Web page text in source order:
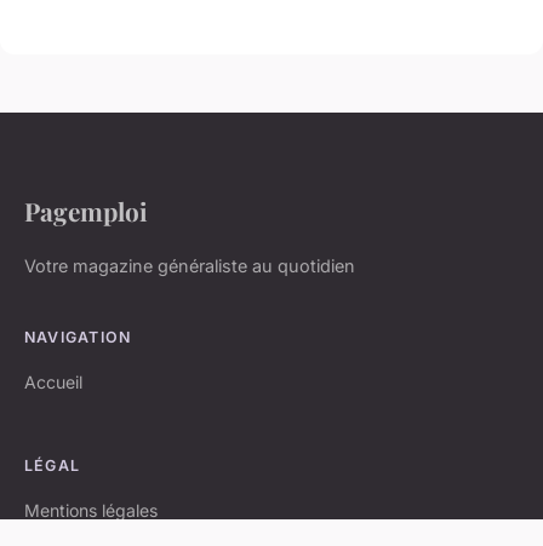
Pagemploi
Votre magazine généraliste au quotidien
NAVIGATION
Accueil
LÉGAL
Mentions légales